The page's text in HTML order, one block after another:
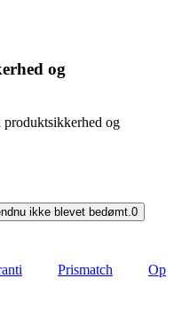
og
og
ikke blevet bedømt.0
Prismatch
Op